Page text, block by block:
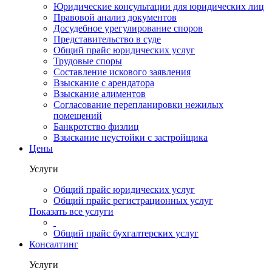
Юридические консультации для юридических лиц
Правовой анализ документов
Досудебное урегулирование споров
Представительство в суде
Общий прайс юридических услуг
Трудовые споры
Составление искового заявления
Взыскание с арендатора
Взыскание алиментов
Cогласование перепланировки нежилых
помещений
Банкротство физлиц
Взыскание неустойки с застройщика
Цены
Услуги
Общий прайс юридических услуг
Общий прайс регистрационных услуг
Показать все услуги
Общий прайс бухгалтерских услуг
Консалтинг
Услуги